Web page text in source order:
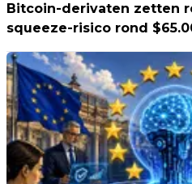
Bitcoin-derivaten zetten
squeeze-risico rond